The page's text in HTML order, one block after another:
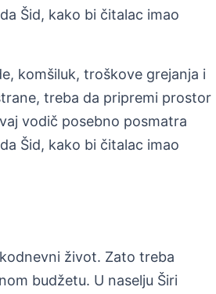
Šid, kako bi čitalac imao
komšiluk, troškove grejanja i
treba da pripremi prostor
vodič posebno posmatra
Šid, kako bi čitalac imao
život. Zato treba
budžetu. U naselju Širi